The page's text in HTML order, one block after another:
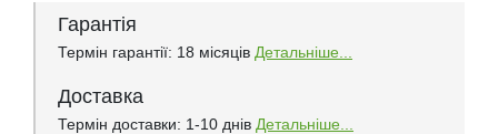
Гарантія
Термін гарантії: 18 місяців Детальніше...
Доставка
Термін доставки: 1-10 днів Детальніше...